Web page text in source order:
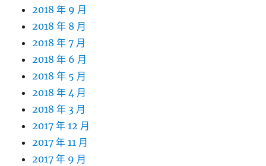
2018 年 9 月
2018 年 8 月
2018 年 7 月
2018 年 6 月
2018 年 5 月
2018 年 4 月
2018 年 3 月
2017 年 12 月
2017 年 11 月
2017 年 9 月